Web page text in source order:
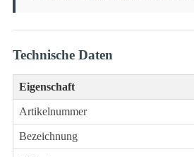
Technische Daten
Eigenschaft
Artikelnummer
Bezeichnung